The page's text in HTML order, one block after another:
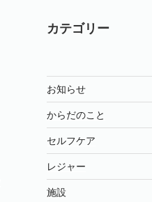
カテゴリー
お知らせ
からだのこと
セルフケア
レジャー
施設